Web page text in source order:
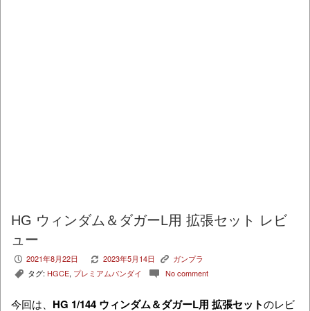
HG ウィンダム＆ダガーL用 拡張セット レビ
ュー
P 2021年8月22日 V 2023年5月14日 K ガンプラ
, タグ: HGCE, プレミアムバンダイ c No comment
今回は、 HG 1/144 ウィンダム＆ダガーL用 拡張セットのレビ